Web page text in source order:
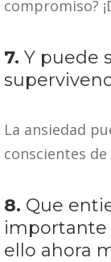
compromiso?
7. Y puede
La ansiedad
conscientes
8. Que
importante
ello ahora